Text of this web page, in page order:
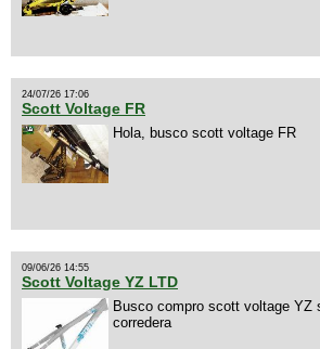
24/07/26 17:06
Scott Voltage FR
Hola, busco scott voltage FR
09/06/26 14:55
Scott Voltage YZ LTD
Busco compro scott voltage YZ
corredera